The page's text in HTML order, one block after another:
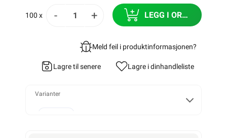
100 x - + LEGG I ORDRE
Meld feil i produktinformasjonen?
Lagre til senere Lagre i dinhandleliste
Varianter